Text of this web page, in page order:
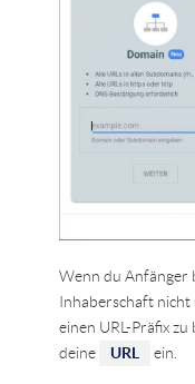
Wenn du Anfänger
Inhaberschaft nicht
einen URL-Präfix
deine
URL ein.